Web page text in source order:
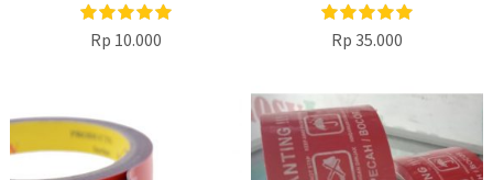
Rp 10.000 Rp 35.000